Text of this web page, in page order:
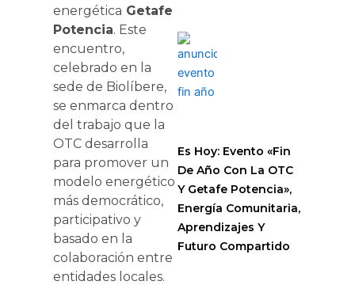
energética Getafe
Potencia. Este
encuentro,
celebrado en la
sede de Biolíbere,
se enmarca dentro
del trabajo que la
OTC desarrolla
para promover un
modelo energético
más democrático,
participativo y
basado en la
colaboración entre
entidades locales.
Es Hoy: Evento «Fin
De Año Con La OTC
Y Getafe Potencia»,
Energía Comunitaria,
Aprendizajes Y
Futuro Compartido